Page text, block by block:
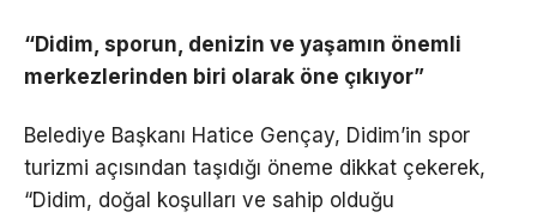
“Didim, sporun, denizin ve yaşamın önemli
merkezlerinden biri olarak öne çıkıyor”
Belediye Başkanı Hatice Gençay, Didim’in spor
turizmi açısından taşıdığı öneme dikkat çekerek,
“Didim, doğal koşulları ve sahip olduğu